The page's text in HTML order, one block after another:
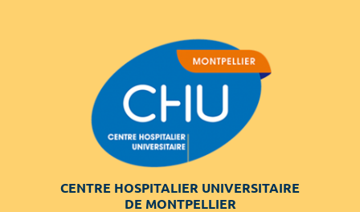
CENTRE HOSPITALIER UNIVERSITAIRE
DE MONTPELLIER